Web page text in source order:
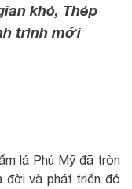
khó, Thép
trình mới
lá Phú Mỹ đã tròn
đời và phát triển đó